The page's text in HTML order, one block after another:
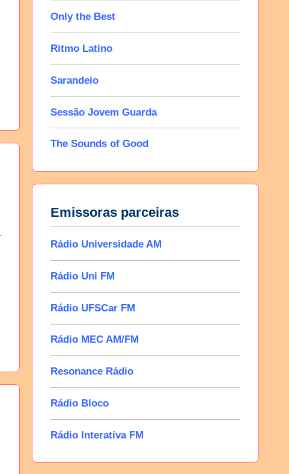
Only the Best
Ritmo Latino
Sarandeio
Sessão Jovem Guarda
The Sounds of Good
Emissoras parceiras
Rádio Universidade AM
Rádio Uni FM
Rádio UFSCar FM
Rádio MEC AM/FM
Resonance Rádio
Rádio Bloco
Rádio Interativa FM